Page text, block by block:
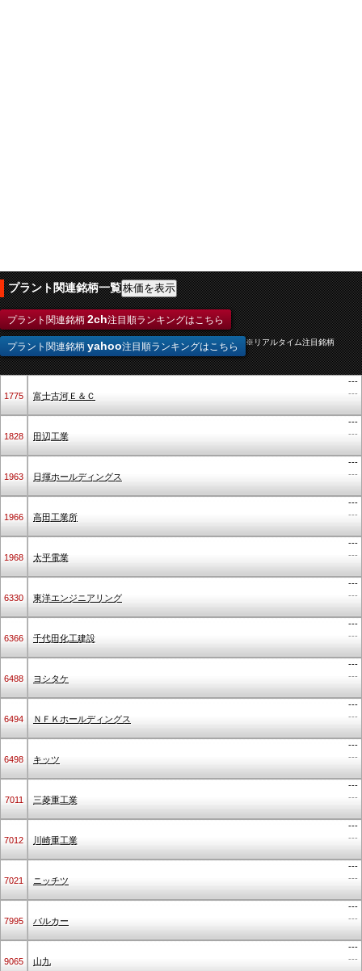
プラント関連銘柄一覧
プラント関連銘柄 2ch注目順ランキングはこちら
プラント関連銘柄 yahoo注目順ランキングはこちら ※リアルタイム注目銘柄
1775 富士古河Ｅ＆Ｃ
---
---
1828 田辺工業
---
---
1963 日揮ホールディングス
---
---
1966 高田工業所
---
---
1968 太平電業
---
---
6330 東洋エンジニアリング
---
---
6366 千代田化工建設
---
---
6488 ヨシタケ
---
---
6494 ＮＦＫホールディングス
---
---
6498 キッツ
---
---
7011 三菱重工業
---
---
7012 川崎重工業
---
---
7021 ニッチツ
---
---
7995 バルカー
---
---
9065 山九
---
---